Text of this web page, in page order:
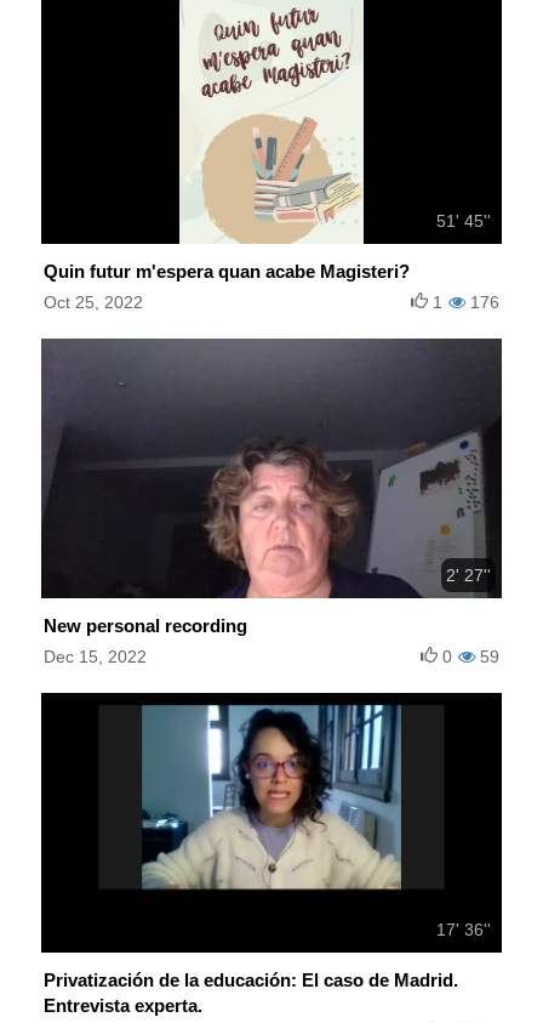
51' 45''
Quin futur m'espera quan acabe Magisteri?
Oct 25, 2022 176
1
2' 27''
New personal recording
Dec 15, 2022 59
0
17' 36''
Privatización de la educación: El caso de Madrid.
Entrevista experta.